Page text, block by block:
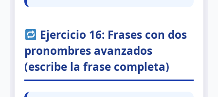
Ejercicio 16: Frases con dos
pronombres avanzados
(escribe la frase completa)